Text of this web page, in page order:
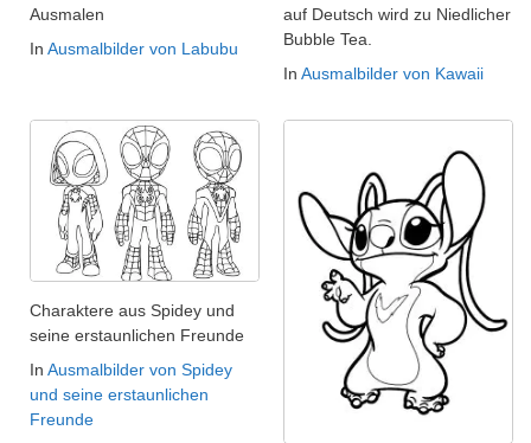
Ausmalen
In Ausmalbilder von Labubu
auf Deutsch wird zu Niedlicher
Bubble Tea.
In Ausmalbilder von Kawaii
Charaktere aus Spidey und
seine erstaunlichen Freunde
In Ausmalbilder von Spidey
und seine erstaunlichen
Freunde